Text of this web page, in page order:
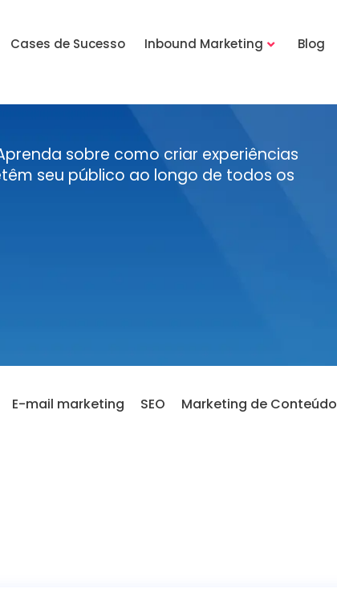
Cases de Sucesso Inbound Marketing Blog
sobre como criar experiências
seu público ao longo de todos os
E-mail marketing SEO Marketing de Conteúdo